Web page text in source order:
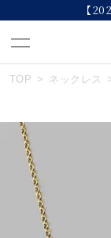
【
人気検索キーワー
#ペア
#ダイヤモンド ネ
TOP ネックレス